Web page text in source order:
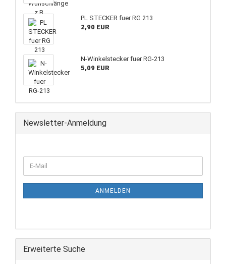
PL STECKER fuer RG 213
2,90 EUR
N-Winkelstecker fuer RG-213
5,09 EUR
Newsletter-Anmeldung
ANMELDEN
Erweiterte Suche